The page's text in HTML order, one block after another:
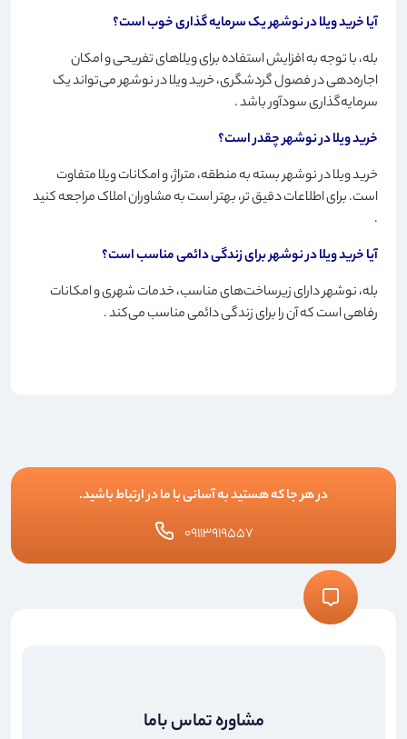
آیا خرید ویلا در نوشهر یک سرمایه گذاری خوب است؟
بله، با توجه به افزایش استفاده برای ویلاهای تفریحی و امکان
اجاره‌دهی در فصول گردشگری، خرید ویلا در نوشهر می‌تواند یک
سرمایه‌گذاری سودآور باشد.
خرید ویلا در نوشهر چقدر است؟
خرید ویلا در نوشهر بسته به منطقه، متراژ، و امکانات ویلا متفاوت
است. برای اطلاعات دقیق تر، بهتر است به مشاوران املاک مراجعه کنید
.
آیا خرید ویلا در نوشهر برای زندگی دائمی مناسب است؟
بله، نوشهر دارای زیرساخت‌های مناسب، خدمات شهری و امکانات
رفاهی است که آن را برای زندگی دائمی مناسب می‌کند.
در هر جا که هستید به آسانی با ما در ارتباط باشید.
۰۹۱۱۳۹۱۹۵۵۷
مشاوره تماس باما